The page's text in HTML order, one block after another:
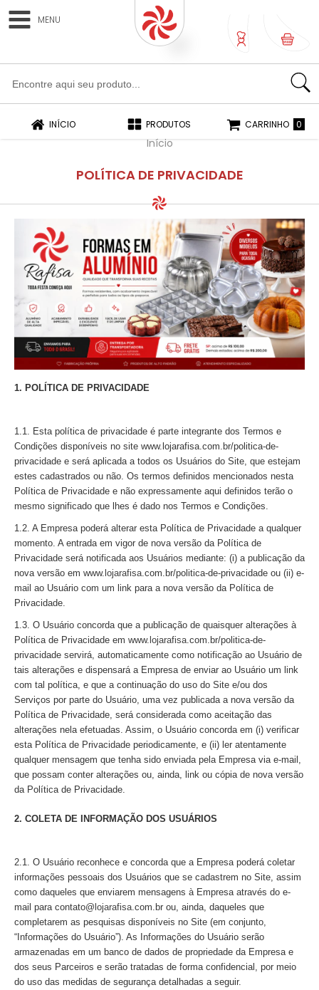
MENU
0
INÍCIO PRODUTOS CARRINHO 0
Início
POLÍTICA DE PRIVACIDADE
1. POLÍTICA DE PRIVACIDADE
1.1. Esta política de privacidade é parte integrante dos Termos e
Condições disponíveis no site www.lojarafisa.com.br/politica-de-
privacidade e será aplicada a todos os Usuários do Site, que estejam
estes cadastrados ou não. Os termos definidos mencionados nesta
Política de Privacidade e não expressamente aqui definidos terão o
mesmo significado que lhes é dado nos Termos e Condições.
1.2. A Empresa poderá alterar esta Política de Privacidade a qualquer
momento. A entrada em vigor de nova versão da Política de
Privacidade será notificada aos Usuários mediante: (i) a publicação da
nova versão em www. lojarafisa.com.br/politica-de-privacidade ou (ii) e-
mail ao Usuário com um link para a nova versão da Política de
Privacidade.
1.3. O Usuário concorda que a publicação de quaisquer alterações à
Política de Privacidade em www. lojarafisa.com.br/politica-de-
privacidade servirá, automaticamente como notificação ao Usuário de
tais alterações e dispensará a Empresa de enviar ao Usuário um link
com tal política, e que a continuação do uso do Site e/ou dos
Serviços por parte do Usuário, uma vez publicada a nova versão da
Política de Privacidade, será considerada como aceitação das
alterações nela efetuadas. Assim, o Usuário concorda em (i) verificar
esta Política de Privacidade periodicamente, e (ii) ler atentamente
qualquer mensagem que tenha sido enviada pela Empresa via e-mail,
que possam conter alterações ou, ainda, link ou cópia de nova versão
da Política de Privacidade.
2. COLETA DE INFORMAÇÃO DOS USUÁRIOS
2.1. O Usuário reconhece e concorda que a Empresa poderá coletar
informações pessoais dos Usuários que se cadastrem no Site, assim
como daqueles que enviarem mensagens à Empresa através do e-
mail para contato@ lojarafisa.com.br ou, ainda, daqueles que
completarem as pesquisas disponíveis no Site (em conjunto,
“Informações do Usuário”). As Informações do Usuário serão
armazenadas em um banco de dados de propriedade da Empresa e
dos seus Parceiros e serão tratadas de forma confidencial, por meio
do uso das medidas de segurança detalhadas a seguir.